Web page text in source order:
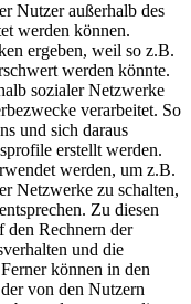
Nutzer außerhalb des
werden können.
ergeben, weil so z.B.
werden könnte.
sozialer Netzwerke
verarbeitet. So
und sich daraus
erstellt werden.
werden, um z.B.
Netzwerke zu schalten,
Zu diesen
Rechnern der
und die
können in den
von den Nutzern